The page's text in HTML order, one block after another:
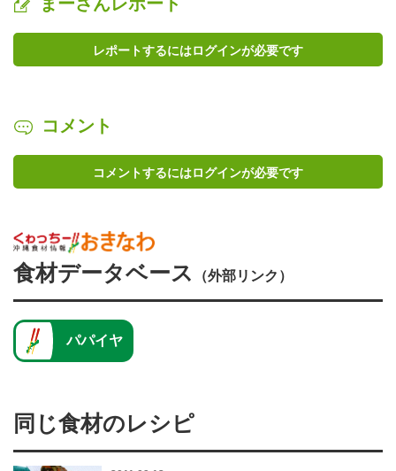
レポートするにはログインが必要です
コメント
コメントするにはログインが必要です
食材データベース （外部リンク）
パパイヤ
同じ食材のレシピ